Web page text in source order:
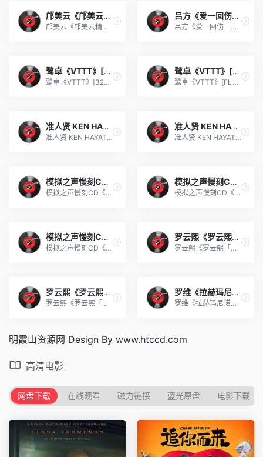
邝美云《邝美云精装歌集》[D
邝美云《邝美云精装歌集》[DSF][1.6G]
吕方《爱一回伤一回》[WAV+C
吕方《爱一回伤一回》[WAV+CUE][454M]
鹭卓《VTTT》[320K/MP3][45.
鹭卓《VTTT》[320K/MP3][45.03MB]
鹭卓《VTTT》[FLAC/分轨][15
鹭卓《VTTT》[FLAC/分轨][150.87MB]
准人贤 KEN HAYATO《谁会想要
准人贤 KEN HAYATO《谁会想要密室的生活 DEAR+》[320K/MP3][53.72MB]
准人贤 KEN HAYATO《谁会想要
准人贤 KEN HAYATO《谁会想要密室的生活 DEAR+》[FLAC/分轨][136.42MB]
模拟之声慢刻CD《腾格尔试音
模拟之声慢刻CD《腾格尔试音精逊[日本母带][低速原抓WAV+CUE]
模拟之声慢刻CD《王杰粤语金
模拟之声慢刻CD《王杰粤语金曲[日本母带]》[正版CD低速原抓WAV+CUE]
模拟之声慢刻CD《摇滚五杰》
模拟之声慢刻CD《摇滚五杰》[低速原抓WAV+CUE]
罗云熙《罗云熙「此刻 X 以光
罗云熙《罗云熙「此刻 X 以光」演唱会Live合辑》[320K/MP3][184.22MB]
罗云熙《罗云熙「此刻 X 以光
罗云熙《罗云熙「此刻 X 以光」演唱会Live合辑》[FLAC/分轨][978.14MB]
罗维《拉赫玛尼诺夫 第三钢琴
罗维《拉赫玛尼诺夫 第三钢琴协奏曲》[320K/MP3][99MB]
明霞山资源网 Design By www.htccd.com
高清电影
网盘下载 在线观看 磁力链接 蓝光原盘 电影下载